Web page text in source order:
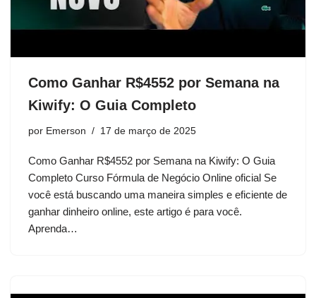
Como Ganhar R$4552 por Semana na
Kiwify: O Guia Completo
por Emerson 17 de março de 2025
Como Ganhar R$4552 por Semana na Kiwify: O Guia
Completo Curso Fórmula de Negócio Online oficial Se
você está buscando uma maneira simples e eficiente de
ganhar dinheiro online, este artigo é para você.
Aprenda…